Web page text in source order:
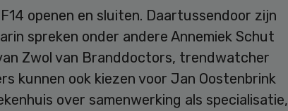
openen en sluiten. Daartussendoor zijn
spreken onder andere Annemiek Schut
Zwol van Branddoctors, trendwatcher
kunnen ook kiezen voor Jan Oostenbrink
over samenwerking als specialisatie,